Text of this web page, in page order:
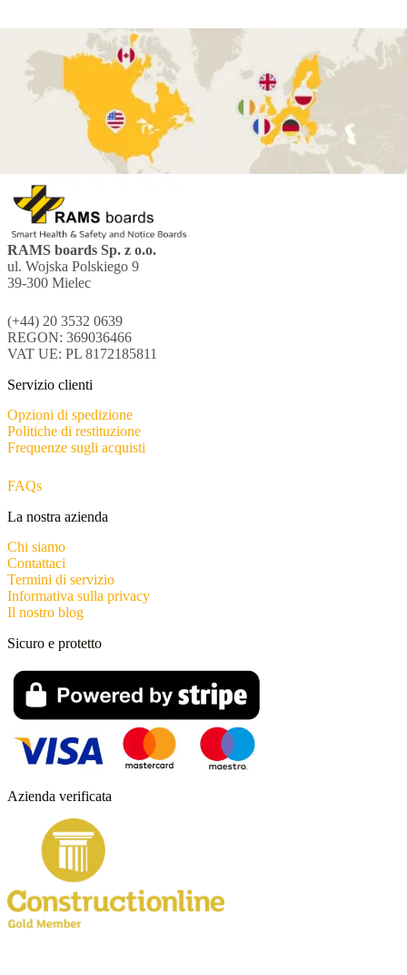
RAMS boards Sp. z o.o.
ul. Wojska Polskiego 9
39-300 Mielec
(+44) 20 3532 0639
REGON: 369036466
VAT UE: PL 8172185811
Servizio clienti
Opzioni di spedizione
Politiche di restituzione
Frequenze sugli acquisti
FAQs
La nostra azienda
Chi siamo
Contattaci
Termini di servizio
Informativa sulla privacy
Il nostro blog
Azienda verificata
Sicuro e protetto